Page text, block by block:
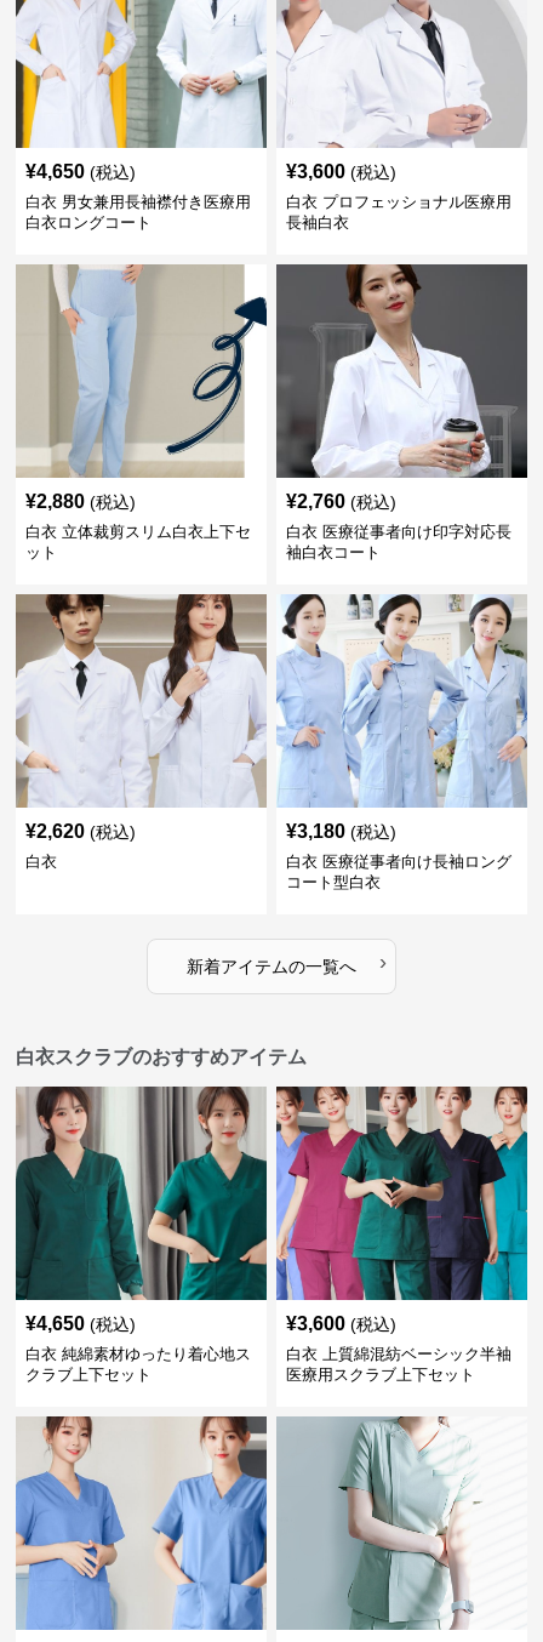
¥4,650 (税込)
白衣 男女兼用長袖襟付き医療用
白衣ロングコート
¥3,600 (税込)
白衣 プロフェッショナル医療用
長袖白衣
¥2,880 (税込)
白衣 立体裁剪スリム白衣上下セ
ット
¥2,760 (税込)
白衣 医療従事者向け印字対応長
袖白衣コート
¥2,620 (税込)
白衣
¥3,180 (税込)
白衣 医療従事者向け長袖ロング
コート型白衣
新着アイテムの一覧へ ›
白衣スクラブのおすすめアイテム
¥4,650 (税込)
白衣 純綿素材ゆったり着心地ス
クラブ上下セット
¥3,600 (税込)
白衣 上質綿混紡ベーシック半袖
医療用スクラブ上下セット